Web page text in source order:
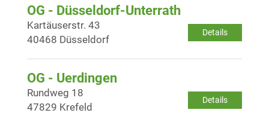
OG - Düsseldorf-Unterrath
Details
Kartäuserstr. 43
40468 Düsseldorf
OG - Uerdingen
Details
Rundweg 18
47829 Krefeld